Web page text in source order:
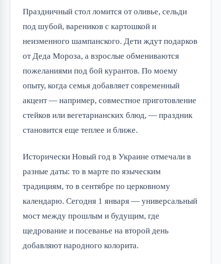
Праздничный стол ломится от оливье, сельди
под шубой, вареников с картошкой и
неизменного шампанского. Дети ждут подарков
от Деда Мороза, а взрослые обмениваются
пожеланиями под бой курантов. По моему
опыту, когда семья добавляет современный
акцент — например, совместное приготовление
стейков или вегетарианских блюд, — праздник
становится еще теплее и ближе.
Исторически Новый год в Украине отмечали в
разные даты: то в марте по языческим
традициям, то в сентябре по церковному
календарю. Сегодня 1 января — универсальный
мост между прошлым и будущим, где
щедрование и посеванье на второй день
добавляют народного колорита.